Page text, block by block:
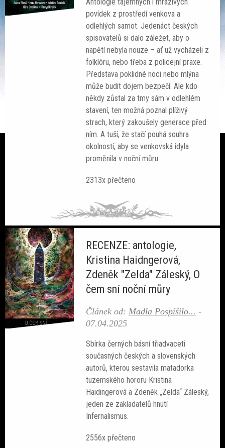
Sobotní srdcovky
Povídky
povídek z prostředí venkova a
odlehlých samot. Jedenáct českých
spisovatelů si dalo záležet, aby o
napětí nebyla nouze – ať už vycházeli z
folklóru, nebo třeba z policejní praxe.
Představa poklidné noci nebo mlýna
může budit dojem bezpečí. Ale kdo
někdy zůstal za tmy sám v odlehlém
stavení, ten možná poznal plíživý
strach, který zakoušely generace před
ním. A tuší, že stačí pouhá souhra
okolností, aby se venkovská idyla
proměnila v noční můru.
2313x přečteno
RECENZE: antologie,
Kristina Haidngerová,
Zdeněk "Zelda" Záleský, O
čem sní noční můry
Článek od: Madla Pospíšilo... -
07.04.2025
Sbírka černých básní třiadvaceti
současných českých a slovenských
autorů, kterou sestavila matadorka
tuzemského hororu Kristina
Haidingerová a Zdeněk „Zelda“ Záleský,
jeden ze zakladatelů hnutí
Infernalismus.
2556x přečteno